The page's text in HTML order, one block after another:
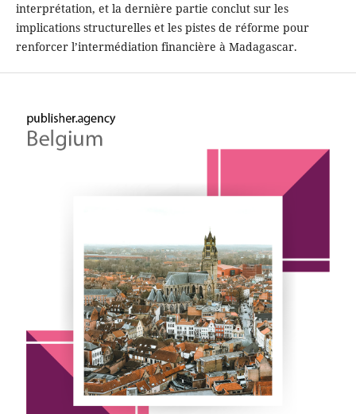
interprétation, et la dernière partie conclut sur les
implications structurelles et les pistes de réforme pour
renforcer l’intermédiation financière à Madagascar.